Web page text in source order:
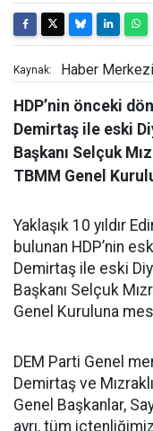
Kaynak: Haber Merkezi
HDP’nin önceki
Demirtaş ile eski
Başkanı Selçuk
TBMM Genel
Yaklaşık 10 yıldır
bulunan HDP’nin
Demirtaş ile eski
Başkanı Selçuk
Genel Kuruluna
DEM Parti Genel
Demirtaş ve
Genel Başkanlar,
ayrı, tüm